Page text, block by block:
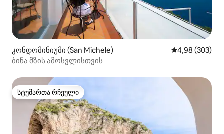
კონდომინიუმი (San Michele) საშუალო
4,98 (303)
ბინა მზის ამოსვლისთვის
სტუმართა რჩეული
სტუმართა რჩეული